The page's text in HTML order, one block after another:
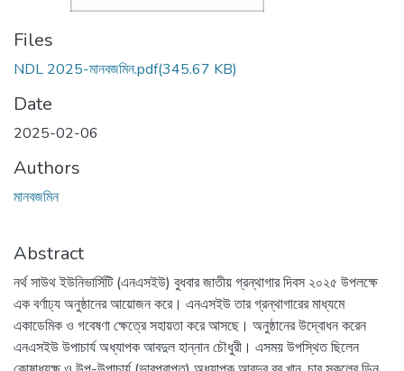
Files
NDL 2025-মানবজমিন.pdf(345.67 KB)
Date
2025-02-06
Authors
মানবজমিন
Abstract
নর্থ সাউথ ইউনিভার্সিটি (এনএসইউ) বুধবার জাতীয় গ্রন্থাগার দিবস ২০২৫ উপলক্ষে
এক বর্ণাঢ্য অনুষ্ঠানের আয়োজন করে। এনএসইউ তার গ্রন্থাগারের মাধ্যমে
একাডেমিক ও গবেষণা ক্ষেত্রে সহায়তা করে আসছে। অনুষ্ঠানের উদ্বোধন করেন
এনএসইউ উপাচার্য অধ্যাপক আবদুল হান্নান চৌধুরী। এসময় উপস্থিত ছিলেন